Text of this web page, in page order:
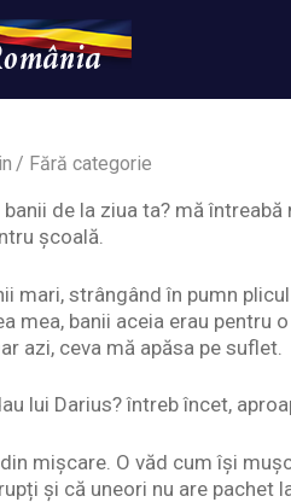
Fără categorie
de la ziua ta? mă
școală.
mari, strângând în pumn
mea, banii aceia erau pentru
azi, ceva mă apăsa pe suflet.
lui Darius? întreb încet,
mișcare. O văd cum își
și că uneori nu are pachet